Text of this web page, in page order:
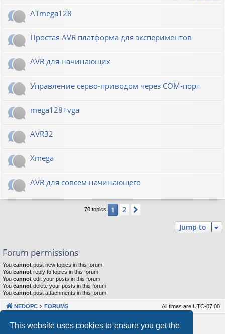
This website uses cookies to ensure you get the
ATmega128
Простая AVR платформа для экспериментов
AVR для начинающих
Управление серво-приводом через COM-порт
mega128+vga
AVR32
Xmega
AVR для совсем начинающего
70 topics 1 2
Jump to
Forum permissions
You cannot post new topics in this forum
You cannot reply to topics in this forum
You cannot edit your posts in this forum
You cannot delete your posts in this forum
You cannot post attachments in this forum
NEDOPC FORUMS All times are UTC-07:00
Powered byphpBB® Forum Software © phpBB Limited